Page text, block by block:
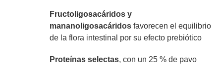
Fructoligosacáridos y
mananoligosacáridos favorecen el equilibrio
de la flora intestinal por su efecto prebiótico
Proteínas selectas, con un 25 % de pavo